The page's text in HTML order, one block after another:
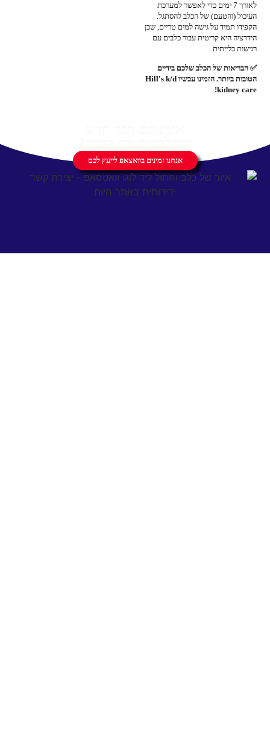
לאורך 7 ימים כדי לאפשר למערכת
העיכול (והטעם) של הכלב להסתגל.
הקפידו תמיד על גישה למים טריים, שכן
הידרציה היא קריטית עבור כלבים עם
רגישות כלייתית.
✅ הבריאות של הכלב שלכם בידיים
הטובות ביותר. הזמינו עכשיו Hill's k/d
kidney care!
אנחנו זמינים בוואצאפ לייעץ לכם